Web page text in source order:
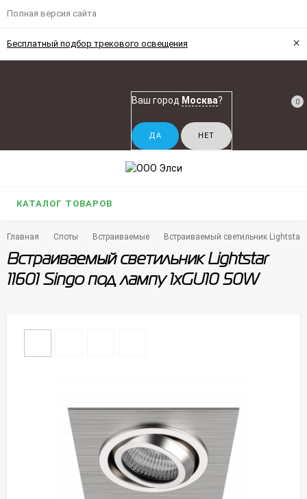
Полная версия сайта
Бесплатный подбор трекового освещения ×
Ваш город Москва? 0
КАТАЛОГ ТОВАРОВ
Главная Споты Встраиваемые Встраиваемый светильник
Встраиваемый светильник Lightstar
11601 Singo под лампу 1xGU10 50W